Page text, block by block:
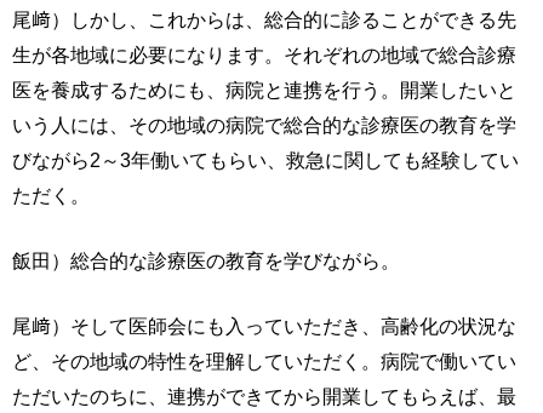
尾﨑）しかし、これからは、総合的に診ることができる先
生が各地域に必要になります。それぞれの地域で総合診療
医を養成するためにも、病院と連携を行う。開業したいと
いう人には、その地域の病院で総合的な診療医の教育を学
びながら2～3年働いてもらい、救急に関しても経験してい
ただく。
飯田）総合的な診療医の教育を学びながら。
尾﨑）そして医師会にも入っていただき、高齢化の状況な
ど、その地域の特性を理解していただく。病院で働いてい
ただいたのちに、連携ができてから開業してもらえば、最